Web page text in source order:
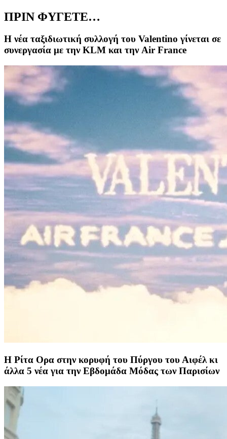
ΠΡΙΝ ΦΥΓΕΤΕ…
Η νέα ταξιδιωτική συλλογή του Valentino γίνεται σε
συνεργασία με την KLM και την Air France
Η Ρίτα Ορα στην κορυφή του Πύργου του Αιφέλ κι
άλλα 5 νέα για την Εβδομάδα Μόδας των Παρισίων